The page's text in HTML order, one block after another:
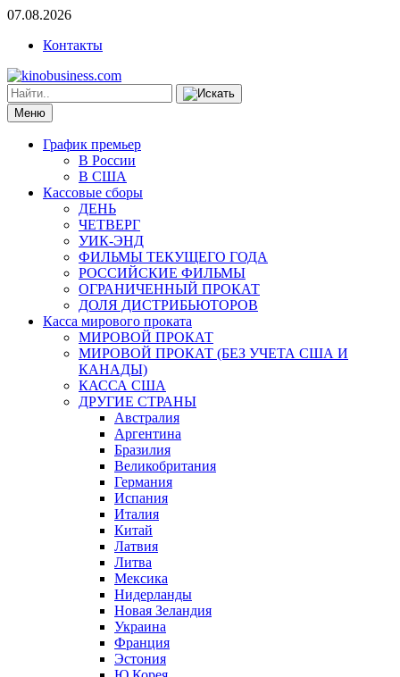
07.08.2026
Контакты
Меню
График премьер
В России
В США
Кассовые сборы
ДЕНЬ
ЧЕТВЕРГ
УИК-ЭНД
ФИЛЬМЫ ТЕКУЩЕГО ГОДА
РОССИЙСКИЕ ФИЛЬМЫ
ОГРАНИЧЕННЫЙ ПРОКАТ
ДОЛЯ ДИСТРИБЬЮТОРОВ
Касса мирового проката
МИРОВОЙ ПРОКАТ
МИРОВОЙ ПРОКАТ (БЕЗ УЧЕТА США И
КАНАДЫ)
КАССА США
ДРУГИЕ СТРАНЫ
Австралия
Аргентина
Бразилия
Великобритания
Германия
Испания
Италия
Китай
Латвия
Литва
Мексика
Нидерланды
Новая Зеландия
Украина
Франция
Эстония